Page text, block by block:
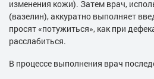
изменения кожи). Затем врач,
(вазелин), аккуратно выполняет
просят «потужиться», как при
расслабиться.
В процессе выполнения врач